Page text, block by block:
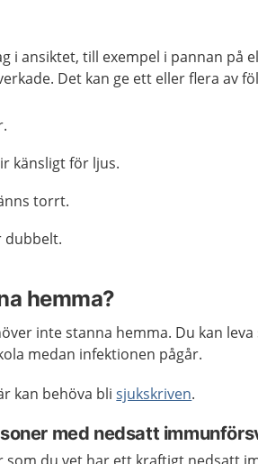
i ansiktet, till exempel i pannan på
Det kan ge ett eller flera av
känsligt för ljus.
torrt.
dubbelt.
hemma?
inte stanna hemma. Du kan
medan infektionen pågår.
kan behöva blisjukskriven.
med nedsatt